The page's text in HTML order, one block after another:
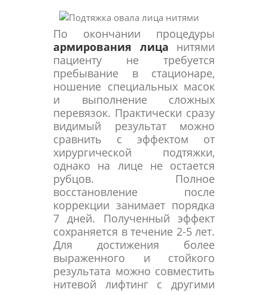
По окончании процедуры
армирования лица нитями
пациенту не требуется
пребывание в стационаре,
ношение специальных масок
и выполнение сложных
перевязок. Практически сразу
видимый результат можно
сравнить с эффектом от
хирургической подтяжки,
однако на лице не остается
рубцов. Полное
восстановление после
коррекции занимает порядка
7 дней. Полученный эффект
сохраняется в течение 2-5 лет.
Для достижения более
выраженного и стойкого
результата можно совместить
нитевой лифтинг с другими